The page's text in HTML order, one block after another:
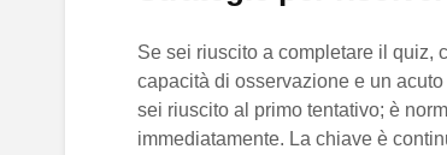
Se sei riuscito a completare il quiz,
capacità di osservazione e un
sei riuscito al primo tentativo; è
immediatamente. La chiave è